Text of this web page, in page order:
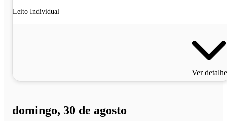
Leito Individual
Ver
domingo, 30 de agosto